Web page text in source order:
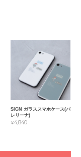
SIGN ガラススマホケース(バ
レリーナ)
¥4,840